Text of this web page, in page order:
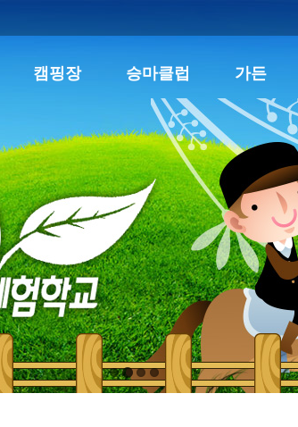
캠핑장 승마클럽 가든